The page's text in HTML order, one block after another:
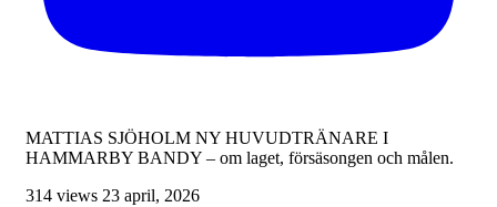
MATTIAS SJÖHOLM NY HUVUDTRÄNARE I
HAMMARBY BANDY – om laget, försäsongen och målen.
314 views 23 april, 2026